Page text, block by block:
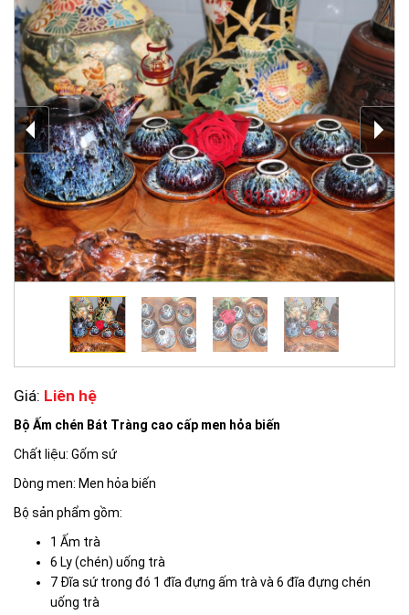
Giá: Liên hệ
Bộ Ấm chén Bát Tràng cao cấp men hỏa biến
Chất liệu: Gốm sứ
Dòng men: Men hỏa biến
Bộ sản phẩm gồm:
1 Ấm trà
6 Ly (chén) uống trà
7 Đĩa sứ trong đó 1 đĩa đựng ấm trà và 6 đĩa đựng chén
uống trà